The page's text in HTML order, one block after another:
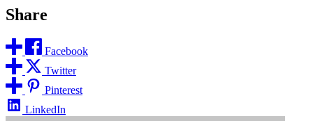
Share
Facebook
Twitter
Pinterest
LinkedIn